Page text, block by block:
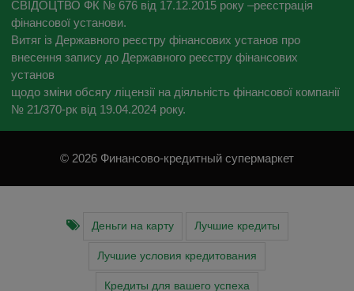
СВІДОЦТВО ФК № 676 від 17.12.2015 року –реєстрація
фінансової установи.
Витяг із Державного реєстру фінансових установ про
внесення запису до Державного реєстру фінансових
установ
щодо зміни обсягу ліцензії на діяльність фінансової компанії
№ 21/370-рк від 19.04.2024 року.
© 2026 Финансово-кредитный супермаркет
Деньги на карту Лучшие кредиты
Лучшие условия кредитования
Кредиты для вашего успеха